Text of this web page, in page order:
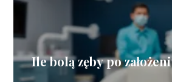
Ile bolą zęby po